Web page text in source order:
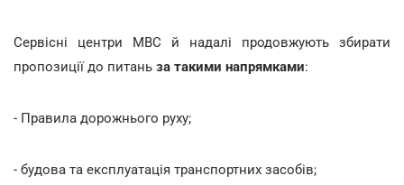
Сервісні центри МВС й надалі продовжують збирати
пропозиції до питань за такими напрямками:
- Правила дорожнього руху;
- будова та експлуатація транспортних засобів;